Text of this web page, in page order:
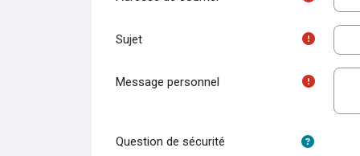
Sujet
Message personnel
Question de sécurité